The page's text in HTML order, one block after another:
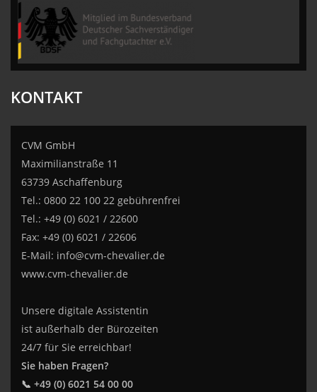
KONTAKT
CVM GmbH
Maximilianstraße 11
63739 Aschaffenburg
Tel.: 0800 22 100 22 gebührenfrei
Tel.: +49 (0) 6021 / 22600
Fax: +49 (0) 6021 / 22606
E-Mail: info@cvm-chevalier.de
www.cvm-chevalier.de
Unsere digitale Assistentin
ist außerhalb der Bürozeiten
24/7 für Sie erreichbar!
Sie haben Fragen?
📞 +49 (0) 6021 54 00 00